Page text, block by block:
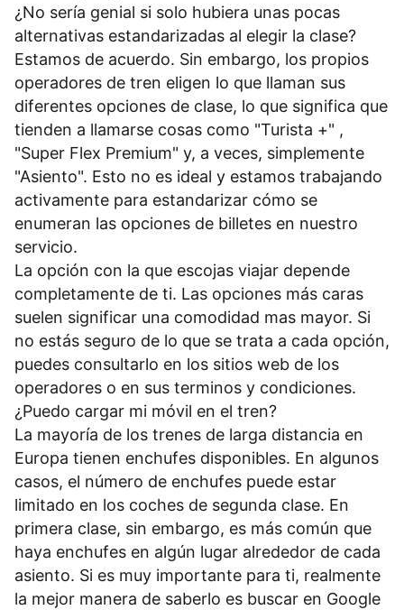
¿No sería genial si solo hubiera unas pocas
alternativas estandarizadas al elegir la clase?
Estamos de acuerdo. Sin embargo, los propios
operadores de tren eligen lo que llaman sus
diferentes opciones de clase, lo que significa que
tienden a llamarse cosas como "Turista +" ,
"Super Flex Premium" y, a veces, simplemente
"Asiento". Esto no es ideal y estamos trabajando
activamente para estandarizar cómo se
enumeran las opciones de billetes en nuestro
servicio.
La opción con la que escojas viajar depende
completamente de ti. Las opciones más caras
suelen significar una comodidad mas mayor. Si
no estás seguro de lo que se trata a cada opción,
puedes consultarlo en los sitios web de los
operadores o en sus terminos y condiciones.
¿Puedo cargar mi móvil en el tren?
La mayoría de los trenes de larga distancia en
Europa tienen enchufes disponibles. En algunos
casos, el número de enchufes puede estar
limitado en los coches de segunda clase. En
primera clase, sin embargo, es más común que
haya enchufes en algún lugar alrededor de cada
asiento. Si es muy importante para ti, realmente
la mejor manera de saberlo es buscar en Google